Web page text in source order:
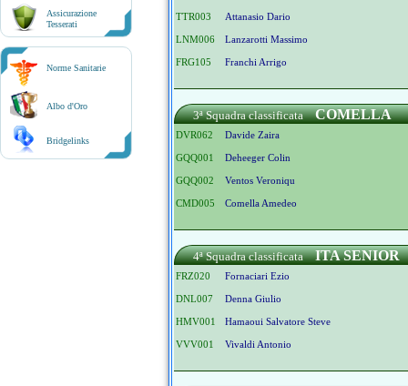
Assicurazione
Tesserati
Norme Sanitarie
Albo d'Oro
Bridgelinks
TTR003 Attanasio Dario
LNM006 Lanzarotti Massimo
FRG105 Franchi Arrigo
3ª Squadra classificata COMELLA
DVR062 Davide Zaira
GQQ001 Deheeger Colin
GQQ002 Ventos Veroniqu
CMD005 Comella Amedeo
4ª Squadra classificata ITA SENIOR
FRZ020 Fornaciari Ezio
DNL007 Denna Giulio
HMV001 Hamaoui Salvatore Steve
VVV001 Vivaldi Antonio